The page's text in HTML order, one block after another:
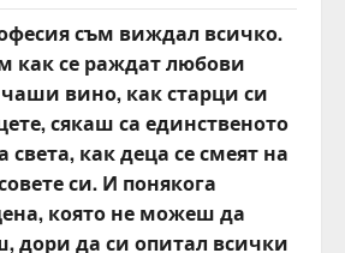
съм виждал всичко.
как се раждат любови
вино, как старци си
сякаш са единственото
света, как деца се смеят на
си. И понякога
която не можеш да
дори да си опитал всички